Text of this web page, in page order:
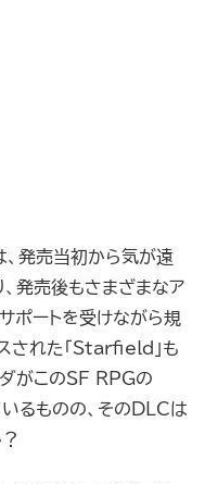
、発売当初から気が遠
発売後もさまざまなア
ポートを受けながら規
された「Starfield」も
ダがこのSF RPGの
るものの、そのDLCは